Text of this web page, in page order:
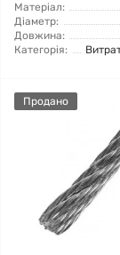
Матеріал:
Діаметр:
Довжина:
Категорія:
Продано